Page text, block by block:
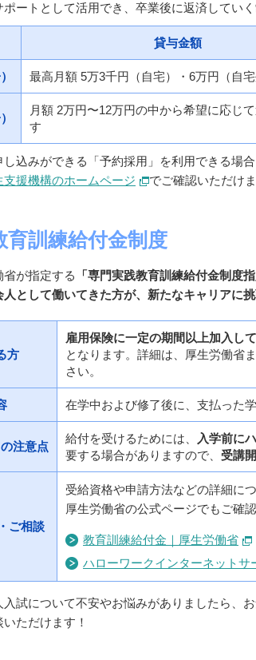
ートとして活用でき、卒業後に返済していく
貸与金額
最高月額 5万3千円（自宅）・6万円（自宅
月額 2万円〜12万円の中から希望に応じ
す
込みができる「予約採用」を利用できる場
支援機構のホームページ でご確認いただけま
育訓練給付金制度
が指定する
「専門実践教育訓練給付金制度
人として働いてきた方が、新たなキャリアに
方
雇用保険に一定の期間以上加入し
となります。詳細は、厚生労働省
さい。
在学中および修了後に、支払った
注意点
給付を受けるためには、 入学前に
要する場合がありますので、 受講
ご相談
受給資格や申請方法などの詳細につ
厚生労働省の公式ページでもご確
教育訓練給付金｜厚生労働省
ハローワークインターネットサ
試について不安やお悩みがありましたら、
ただけます！